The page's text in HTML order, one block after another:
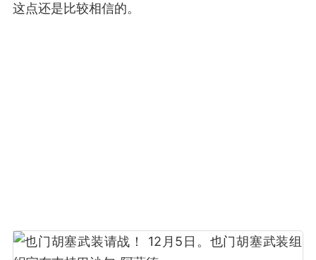
这点还是比较相信的。